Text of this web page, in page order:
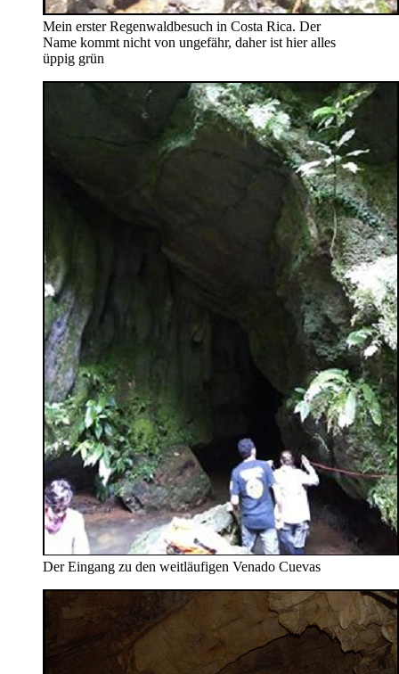
Mein erster Regenwaldbesuch in Costa Rica. Der
Name kommt nicht von ungefähr, daher ist hier alles
üppig grün
Der Eingang zu den weitläufigen Venado Cuevas